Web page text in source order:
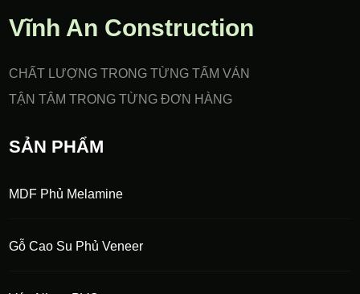
Vĩnh An Construction
CHẤT LƯỢNG TRONG TỪNG TẤM VÁN
TẬN TÂM TRONG TỪNG ĐƠN HÀNG
SẢN PHẨM
MDF Phủ Melamine
Gỗ Cao Su Phủ Veneer